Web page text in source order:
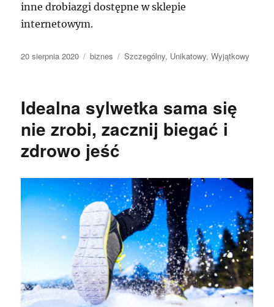
inne drobiazgi dostępne w sklepie
internetowym.
Data
20 sierpnia 2020 Kategorie
biznes Tagi
Szczególny, Unikatowy,Wyjątkowy
Idealna sylwetka sama się
nie zrobi, zacznij biegać i
zdrowo jeść